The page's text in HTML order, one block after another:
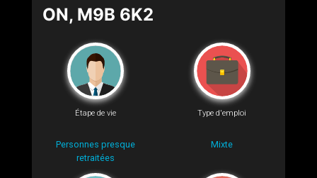
ON, M9B 6K2
Étape de vie
Personnes presque
retraitées
Type d'emploi
Mixte